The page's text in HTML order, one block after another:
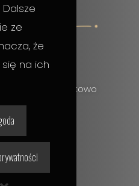
13, 72-003 Wołczkowo
113 730
ze
że
na ich